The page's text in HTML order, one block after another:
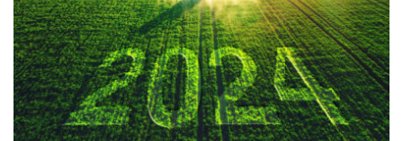
Het weer
Grieta Spannenburg